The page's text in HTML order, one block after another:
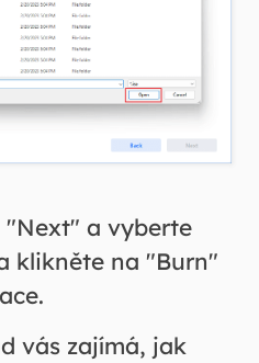
a vyberte
klikněte na "Burn"
vás zajímá, jak